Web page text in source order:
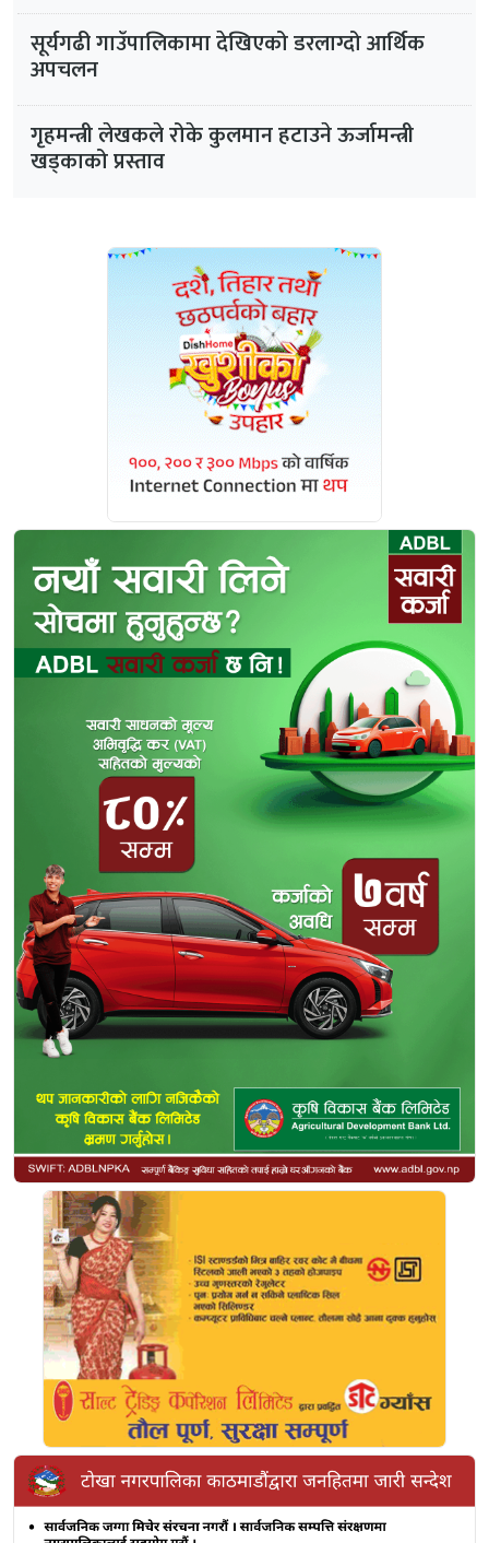
सूर्यगढी गाउँपालिकामा देखिएको डरलाग्दो आर्थिक
अपचलन
गृहमन्त्री लेखकले रोके कुलमान हटाउने ऊर्जामन्त्री
खड्काको प्रस्ताव